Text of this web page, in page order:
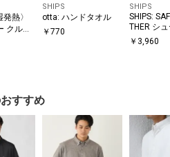
熱〉
クルー
ーバー
SHIPS
otta: ハンドタオル
￥ 770
SHIPS
SHIPS:
THER シ
キーホル
￥ 3,960
すすめ